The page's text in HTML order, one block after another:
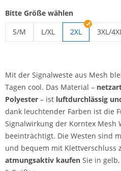
Bitte Größe wählen
S/M
L/XL
2XL
3XL/
Mit der Signalweste aus Mesh
Tagen cool. Das Material –
Polyester – ist luftdurchlässig
dank leuchtender Farben ist die
Signalwirkung der Korntex Mesh
beeinträchtigt. Die Westen sind
und bequem mit Klettverschluss
atmungsaktiv kaufen Sie in